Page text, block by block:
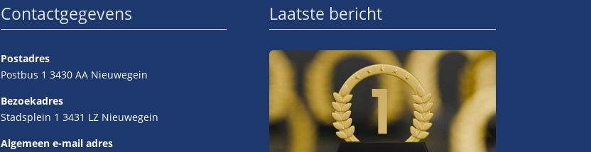
Contactgegevens
Postadres
Postbus 1 3430 AA Nieuwegein
Bezoekadres
Stadsplein 1 3431 LZ Nieuwegein
Algemeen e-mail adres
Laatste bericht